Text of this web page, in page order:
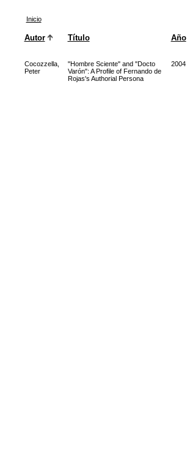
Inicio
Autor Título Año
Cocozzella,
Peter
"Hombre Sciente" and "Docto
Varón": A Profile of Fernando de
Rojas's Authorial Persona
2004